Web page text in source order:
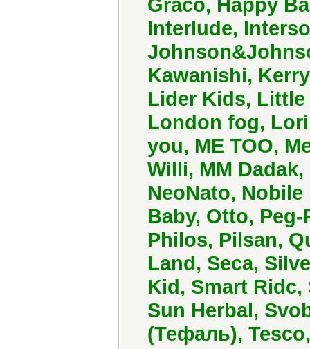
Interlude,
Kawanishi,
Lider Kids,
London fog,
you, ME TOO,
Willi, MM
NeoNato,
Baby, Otto,
Philos, Pilsan,
Land, Seca,
Kid, Smart Ridc,
Sun Herbal,
(Тефаль),